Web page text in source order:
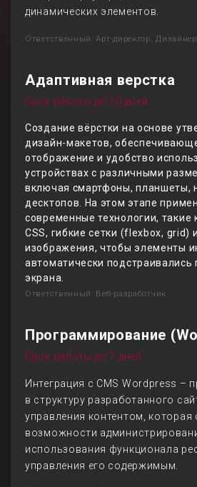
динамических элементов.
Ответственный: Арт-директор, Дизайнер
Адаптивная верстка
Срок работы до 10 дней
Создание вёрстки на основе
дизайн-макетов,
отображение и удобство
устройствах с различными
включая смартфоны, планшеты,
десктопов. На этом этапе
современные технологии, такие
CSS, гибкие сетки (flexbox, grid)
изображения, чтобы элементы
автоматически
экрана.
Ответственный: Веб-разработчик
Программирование
Срок работы до 7 дней
Интеграция с CMS Wordpress –
в структуру разработанного
управления контентом, которая
возможности
использования функционала
управления его содержимым.